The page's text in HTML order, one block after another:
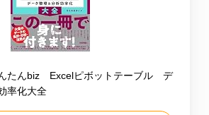
たんbiz Excelピボットテーブル デ
率化大全